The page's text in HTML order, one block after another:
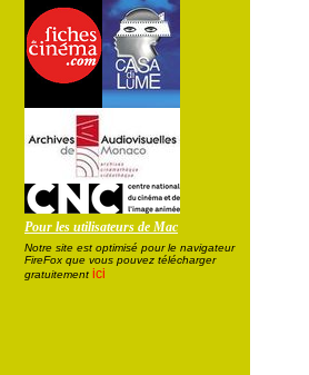
Pour les utilisateurs de Mac
Notre site est optimisé pour le navigateur
FireFox que vous pouvez télécharger
gratuitement ici